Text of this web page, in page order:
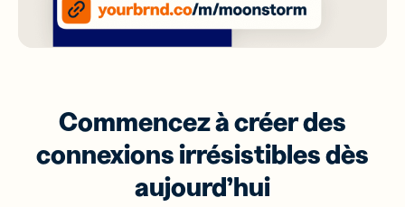
Commencez à créer des
connexions irrésistibles dès
aujourd’hui